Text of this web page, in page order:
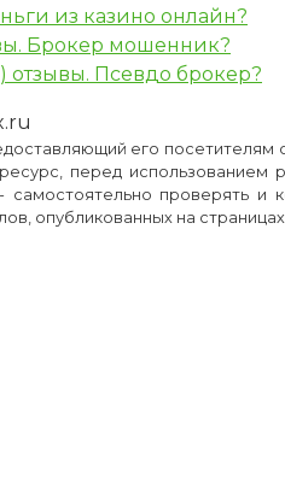
из казино онлайн?
Брокер мошенник?
отзывы. Псевдо брокер?
его
перед использованием
самостоятельно проверять
опубликованных на